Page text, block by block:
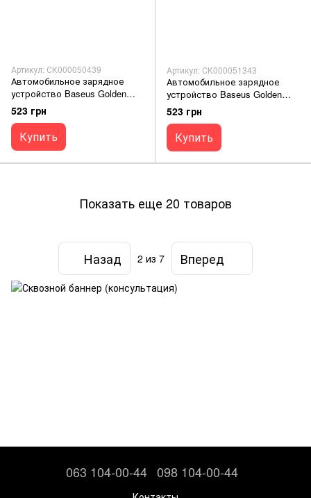
Артикул: СК000050439
Автомобильное зарядное
устройство Baseus Golden
Contactor Max 60W USB+Type-
C dark grey
523 грн
Купить
Артикул: СК000051343
Автомобильное зарядное
устройство Baseus Golden
Contactor Max 60W USB+USB
dark grey
523 грн
Купить
Показать еще 20 товаров
Назад 2 из 7 Вперед
063 104-00-44 098 104-00-44